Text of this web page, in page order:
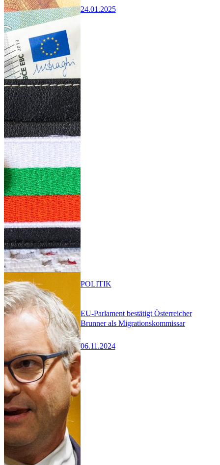
24.01.2025
EU-Parlament bestätigt Österreicher
Brunner als Migrationskommissar
06.11.2024
POLITIK